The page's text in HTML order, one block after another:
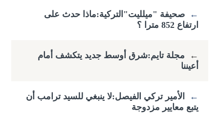
←
صحيفة "ميلليت"التركية:ماذا حدث على
ارتفاع ​852 مترا ؟
←
مجلة تايم:شرق أوسط جديد يتكشف أمام
أعيننا
←
الأمير تركي الفيصل:لا ينبغي للسيد ترامب أن
يتبع معايير مزدوجة